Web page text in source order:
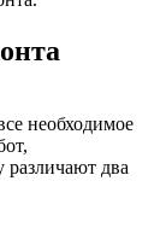
необходимое
различают два